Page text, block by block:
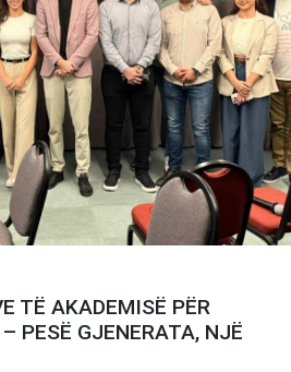
TË AKADEMISË PËR
PESË GJENERATA, NJË